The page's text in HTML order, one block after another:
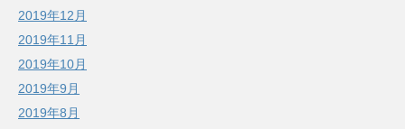
2019年12月
2019年11月
2019年10月
2019年9月
2019年8月